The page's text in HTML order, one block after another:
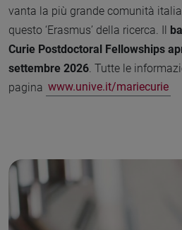
vanta la più grande comunità
questo ‘Erasmus’ della ricerca. Il
Curie Postdoctoral Fellowships
settembre 2026 . Tutte le
pagina www.unive.it/mariecurie